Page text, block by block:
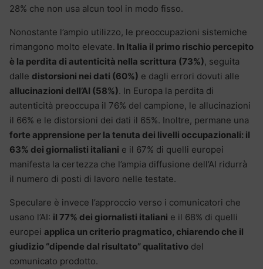
28% che non usa alcun tool in modo fisso.
Nonostante l’ampio utilizzo, le preoccupazioni sistemiche
rimangono molto elevate. In Italia il primo rischio percepito
è la perdita di autenticità nella scrittura (73%), seguita
dalle distorsioni nei dati (60%) e dagli errori dovuti alle
allucinazioni dell’AI (58%). In Europa la perdita di
autenticità preoccupa il 76% del campione, le allucinazioni
il 66% e le distorsioni dei dati il 65%. Inoltre, permane una
forte apprensione per la tenuta dei livelli occupazionali: il
63% dei giornalisti italiani e il 67% di quelli europei
manifesta la certezza che l’ampia diffusione dell’AI ridurrà
il numero di posti di lavoro nelle testate.
Speculare è invece l’approccio verso i comunicatori che
usano l’AI: il 77% dei giornalisti italiani e il 68% di quelli
europei applica un criterio pragmatico, chiarendo che il
giudizio “dipende dal risultato” qualitativo del
comunicato prodotto.